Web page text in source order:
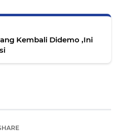
Kembali Didemo ,Ini